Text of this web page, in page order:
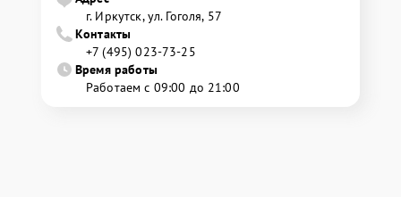
г. Иркутск, ул. ​Гоголя, 57
Контакты
+7 (495) 023-73-25
Время работы
Работаем с 09:00 до 21:00